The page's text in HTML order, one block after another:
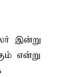
இன்று
என்று